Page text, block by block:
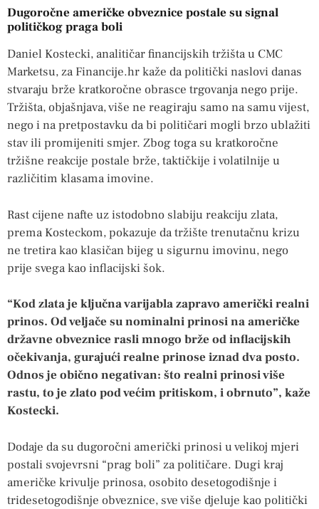
Dugoročne američke obveznice postale su signal
političkog praga boli
Daniel Kostecki, analitičar financijskih tržišta u CMC
Marketsu, za Financije.hr kaže da politički naslovi danas
stvaraju brže kratkoročne obrasce trgovanja nego prije.
Tržišta, objašnjava, više ne reagiraju samo na samu vijest,
nego i na pretpostavku da bi političari mogli brzo ublažiti
stav ili promijeniti smjer. Zbog toga su kratkoročne
tržišne reakcije postale brže, taktičkije i volatilnije u
različitim klasama imovine.
Rast cijene nafte uz istodobno slabiju reakciju zlata,
prema Kosteckom, pokazuje da tržište trenutačnu krizu
ne tretira kao klasičan bijeg u sigurnu imovinu, nego
prije svega kao inflacijski šok.
“Kod zlata je ključna varijabla zapravo američki realni
prinos. Od veljače su nominalni prinosi na američke
državne obveznice rasli mnogo brže od inflacijskih
očekivanja, gurajući realne prinose iznad dva posto.
Odnos je obično negativan: što realni prinosi više
rastu, to je zlato pod većim pritiskom, i obrnuto”, kaže
Kostecki.
Dodaje da su dugoročni američki prinosi u velikoj mjeri
postali svojevrsni “prag boli” za političare. Dugi kraj
američke krivulje prinosa, osobito desetogodišnje i
tridesetogodišnje obveznice, sve više djeluje kao politički